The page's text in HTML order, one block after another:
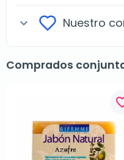
expand_more Nuestro
Comprados